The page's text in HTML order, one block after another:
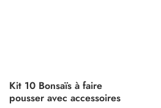
Kit 10 Bonsaïs à faire
pousser avec accessoires